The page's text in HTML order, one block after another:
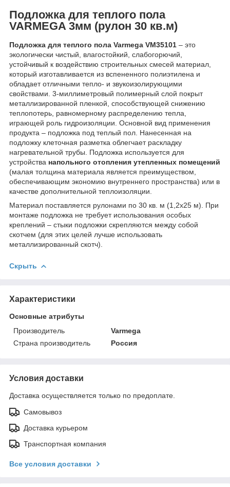
Подложка для теплого пола
VARMEGA 3мм (рулон 30 кв.м)
Подложка для теплого пола Varmega VM35101 – это
экологически чистый, влагостойкий, слабогорючий,
устойчивый к воздействию строительных смесей материал,
который изготавливается из вспененного полиэтилена и
обладает отличными тепло- и звукоизолирующими
свойствами. 3-миллиметровый полимерный слой покрыт
металлизированной пленкой, способствующей снижению
теплопотерь, равномерному распределению тепла,
играющей роль гидроизоляции. Основной вид применения
продукта – подложка под теплый пол. Нанесенная на
подложку клеточная разметка облегчает раскладку
нагревательной трубы. Подложка используется для
устройства напольного отопления утепленных помещений
(малая толщина материала является преимуществом,
обеспечивающим экономию внутреннего пространства) или в
качестве дополнительной теплоизоляции.
Материал поставляется рулонами по 30 кв. м (1,2х25 м). При
монтаже подложка не требует использования особых
креплений – стыки подложки скрепляются между собой
скотчем (для этих целей лучше использовать
металлизированный скотч).
Скрыть
Характеристики
Основные атрибуты
Производитель
Varmega
Страна производитель
Россия
Условия доставки
Доставка осуществляется только по предоплате.
Самовывоз
Доставка курьером
Транспортная компания
Все условия доставки